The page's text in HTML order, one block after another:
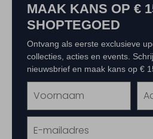
MAAK KANS OP €
SHOPTEGOED
Ontvang als eerste exclusieve
collecties, acties en events.
nieuwsbrief en maak kans op €